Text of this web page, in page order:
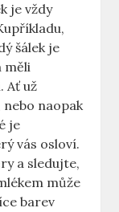
je vždy
šálek je
měli
Ať už
naopak
je
vás osloví.
a sledujte,
může
barev